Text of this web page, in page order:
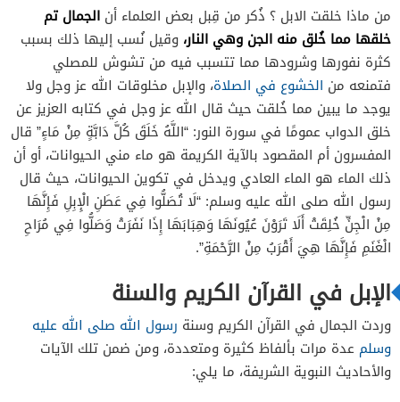
من ماذا خلقت الابل ؟ ذُكر من قِبل بعض العلماء أن الجمال تم
خلقها مما خُلق منه الجن وهي النار، وقيل نُسب إليها ذلك بسبب
كثرة نفورها وشرودها مما تتسبب فيه من تشوش للمصلي
فتمنعه من الخشوع في الصلاة، والإبل مخلوقات الله عز وجل ولا
يوجد ما يبين مما خُلقت حيث قال الله عز وجل في كتابه العزيز عن
خلق الدواب عمومًا في سورة النور: “اللَّهُ خَلَقَ كُلَّ دَابَّةٍ مِنْ مَاءٍ” قال
المفسرون أم المقصود بالآية الكريمة هو ماء مني الحيوانات، أو أن
ذلك الماء هو الماء العادي ويدخل في تكوين الحيوانات، حيث قال
رسول الله صلى الله عليه وسلم: “لَا تُصَلُّوا فِي عَطَنِ الْإِبِلِ فَإِنَّهَا
مِنْ الْجِنِّ خُلِقَتْ أَلَا تَرَوْنَ عُيُونَهَا وَهِبَابَهَا إِذَا نَفَرَتْ وَصَلُّوا فِي مُرَاحِ
الْغَنَمِ فَإِنَّهَا هِيَ أَقْرَبُ مِنْ الرَّحْمَةِ”.
الإبل في القرآن الكريم والسنة
وردت الجمال في القرآن الكريم وسنة رسول الله صلى الله عليه
وسلم عدة مرات بألفاظ كثيرة ومتعددة، ومن ضمن تلك الآيات
والأحاديث النبوية الشريفة، ما يلي: